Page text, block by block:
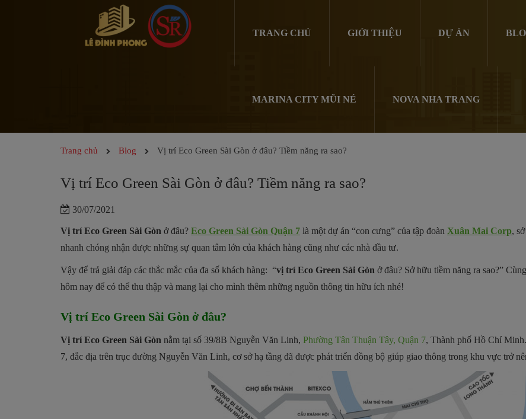
TRANG CHỦ GIỚI THIỆU DỰ ÁN
MARINA CITY MŨI NÉ NOVA NHA TRANG
Trang chủ Blog Vị trí Eco Green Sài Gòn ở đâu? Tiềm năng ra sao?
Vị trí Eco Green Sài Gòn ở đâu? Tiềm năng ra sao?
30/07/2021
Vị trí Eco Green Sài Gòn ở đâu? Eco Green Sài Gòn Quận 7 là một dự án “con cưng” của tập đoàn Xuân Mai Corp,
nhanh chóng nhận được những sự quan tâm lớn của khách hàng cũng như các nhà đầu tư.
Vậy để trả giải đáp các thắc mắc của đa số khách hàng: “vị trí Eco Green Sài Gòn ở đâu? Sở hữu tiềm năng ra sao?”
hôm nay để có thể thu thập và mang lại cho mình thêm những nguồn thông tin hữu ích nhé!
Vị trí Eco Green Sài Gòn ở đâu?
Vị trí Eco Green Sài Gòn nằm tại số 39/8B Nguyễn Văn Linh, Phường Tân Thuận Tây, Quận 7, Thành phố Hồ Chí
7, đắc địa trên trục đường Nguyễn Văn Linh, cơ sở hạ tầng đã được phát triển đồng bộ giúp giao thông trong khu vực trở